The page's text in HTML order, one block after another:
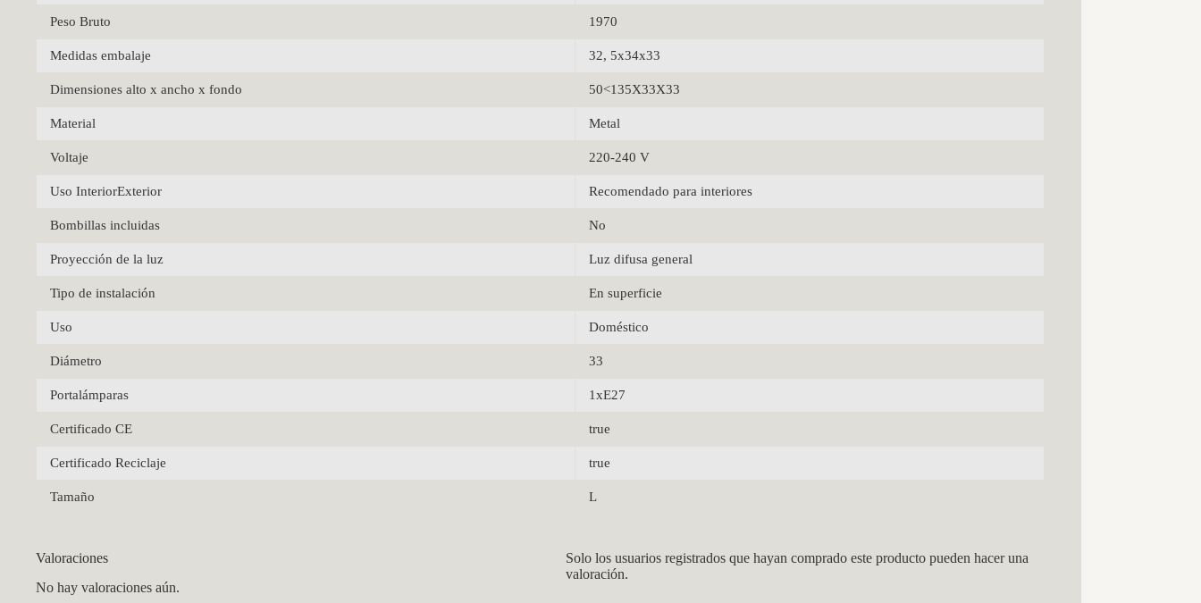
Peso Bruto 1970
Medidas embalaje 32, 5x34x33
Dimensiones alto x ancho x fondo 50<135X33X33
Material Metal
Voltaje 220-240 V
Uso InteriorExterior Recomendado para interiores
Bombillas incluidas No
Proyección de la luz Luz difusa general
Tipo de instalación En superficie
Uso Doméstico
Diámetro 33
Portalámparas 1xE27
Certificado CE true
Certificado Reciclaje true
Tamaño L
Valoraciones
No hay valoraciones aún.
Solo los usuarios registrados que hayan comprado este producto pueden hacer una
valoración.